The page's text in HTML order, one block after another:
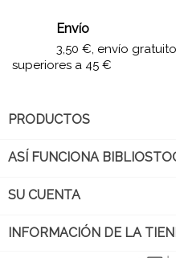
Envío
3,50 €, envío
superiores a 45 €
PRODUCTOS
ASÍ FUNCIONA
SU CUENTA
INFORMACIÓN DE LA